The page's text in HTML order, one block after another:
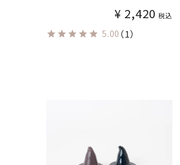
¥ 2,420 税込
5.00 （1）